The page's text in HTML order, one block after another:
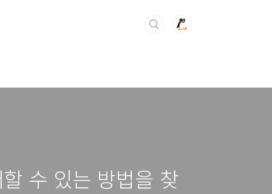
수 있는 방법을 찾